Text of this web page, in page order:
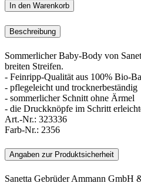
In den Warenkorb
Beschreibung
Sommerlicher Baby-Body von
breiten Streifen.
- Feinripp-Qualität aus 100% Bio-
- pflegeleicht und trocknerbeständig
- sommerlicher Schnitt ohne Ärmel
- die Druckknöpfe im Schritt
Art.-Nr.: 323336
Farb-Nr.: 2356
Angaben zur Produktsicherheit
Sanetta Gebrüder Ammann GmbH